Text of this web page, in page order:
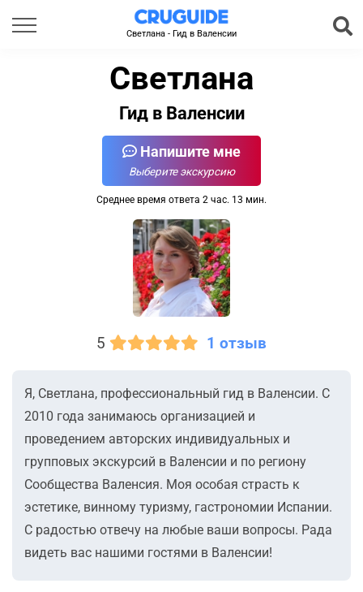
Светлана - Гид в Валенсии
Светлана
Гид в Валенсии
Напишите мне
Выберите экскурсию
Среднее время ответа 2 час. 13 мин.
5 1 отзыв
Я, Светлана, профессиональный гид в Валенсии. С
2010 года занимаюсь организацией и
проведением авторских индивидуальных и
групповых экскурсий в Валенсии и по региону
Сообщества Валенсия. Моя особая страсть к
эстетике, винному туризму, гастрономии Испании.
С радостью отвечу на любые ваши вопросы. Рада
видеть вас нашими гостями в Валенсии!